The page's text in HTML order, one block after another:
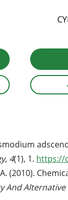
, 4(1), 1. https://
(2010).
And